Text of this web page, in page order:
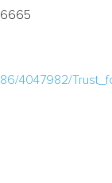
6665
4047982/